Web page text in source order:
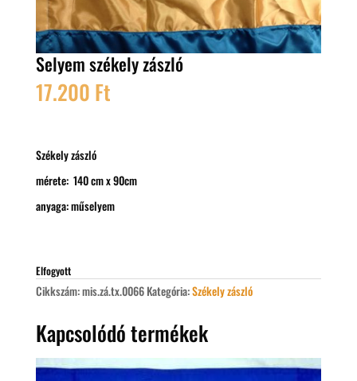
Selyem székely zászló
17.200 Ft
Székely zászló
mérete: 140 cm x 90cm
anyaga: műselyem
Elfogyott
Cikkszám:mis.zá.tx.0066 Kategória:Székely zászló
Kapcsolódó termékek